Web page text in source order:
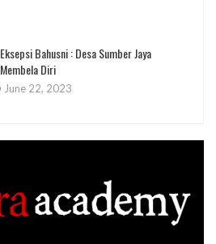
Eksepsi Bahusni : Desa Sumber Jaya
Membela Diri
June 22, 2023